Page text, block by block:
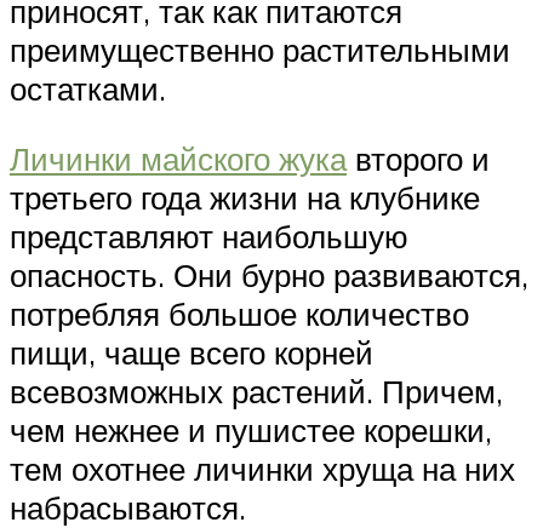
приносят, так как питаются
преимущественно растительными
остатками.
Личинки майского жукавторого и
третьего года жизни на клубнике
представляют наибольшую
опасность. Они бурно развиваются,
потребляя большое количество
пищи, чаще всего корней
всевозможных растений. Причем,
чем нежнее и пушистее корешки,
тем охотнее личинки хруща на них
набрасываются.